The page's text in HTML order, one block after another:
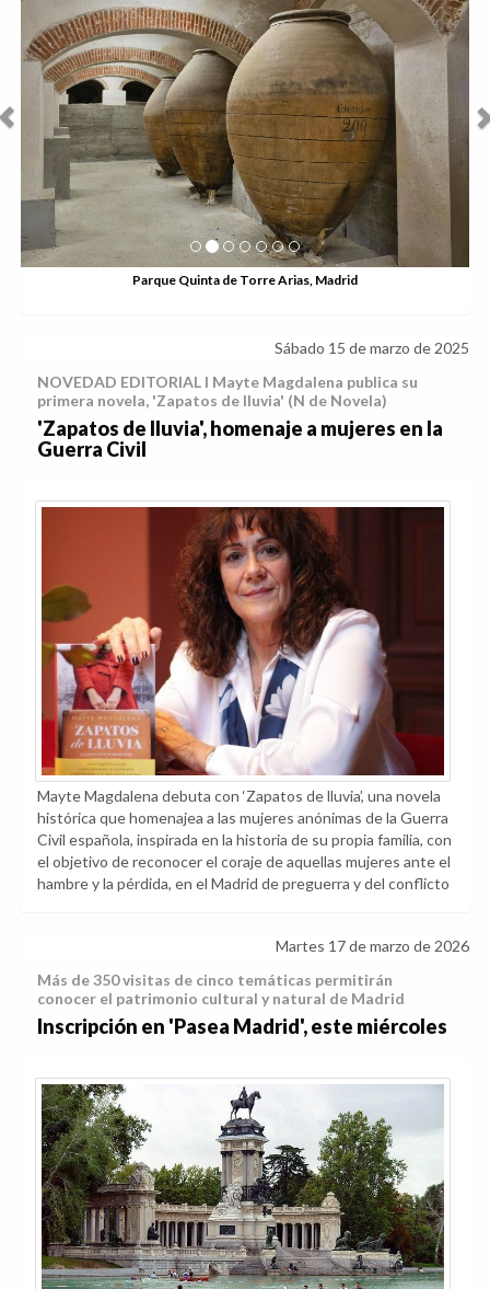
Parque Quinta de Torre Arias, Madrid
Sábado 15 de marzo de 2025
NOVEDAD EDITORIAL I Mayte Magdalena publica su
primera novela, 'Zapatos de lluvia' (N de Novela)
'Zapatos de lluvia', homenaje a mujeres en la
Guerra Civil
Mayte Magdalena debuta con ‘Zapatos de lluvia’, una novela
histórica que homenajea a las mujeres anónimas de la Guerra
Civil española, inspirada en la historia de su propia familia, con
el objetivo de reconocer el coraje de aquellas mujeres ante el
hambre y la pérdida, en el Madrid de preguerra y del conflicto
Martes 17 de marzo de 2026
Más de 350 visitas de cinco temáticas permitirán
conocer el patrimonio cultural y natural de Madrid
Inscripción en 'Pasea Madrid', este miércoles